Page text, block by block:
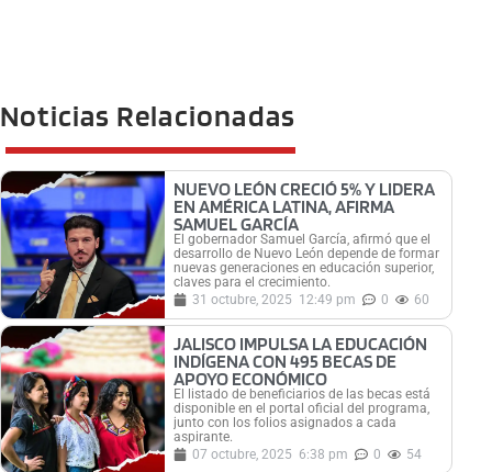
Noticias Relacionadas
NUEVO LEÓN CRECIÓ 5% Y LIDERA
EN AMÉRICA LATINA, AFIRMA
SAMUEL GARCÍA
El gobernador Samuel García, afirmó que el
desarrollo de Nuevo León depende de formar
nuevas generaciones en educación superior,
claves para el crecimiento.
31 octubre, 2025 12:49 pm 0 60
JALISCO IMPULSA LA EDUCACIÓN
INDÍGENA CON 495 BECAS DE
APOYO ECONÓMICO
El listado de beneficiarios de las becas está
disponible en el portal oficial del programa,
junto con los folios asignados a cada
aspirante.
07 octubre, 2025 6:38 pm 0 54